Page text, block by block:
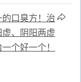
口臭方！治
、阴阳两虚
个好一个！